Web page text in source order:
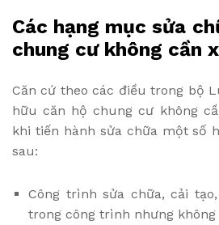
Các hạng mục sửa
chung cư không cần
Căn cứ theo các điều trong bộ
hữu căn hộ chung cư không
khi tiến hành sửa chữa một số
sau:
Công trình sửa chữa, cải
trong công trình nhưng